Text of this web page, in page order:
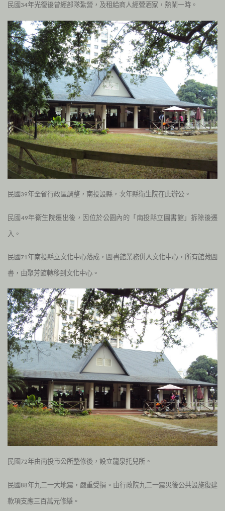
民國 34年光復後曾經部隊紮營，及租給商人經營酒家，熱鬧一時。
民國39年全省行政區調整，南投設縣，次年縣衛生院在此辦公。
民國49年衛生院遷出後，因位於公園內的「南投縣立圖書館」拆除後遷
入。
民國71年南投縣立文化中心落成，圖書館業務併入文化中心，所有館藏圖
書，由聚芳館轉移到文化中心。
民國72年由南投市公所整修後，設立龍泉托兒所。
民國88年九二一大地震，嚴重受損。由行政院九二一震災後公共設施復建
款項支應三百萬元修繕。